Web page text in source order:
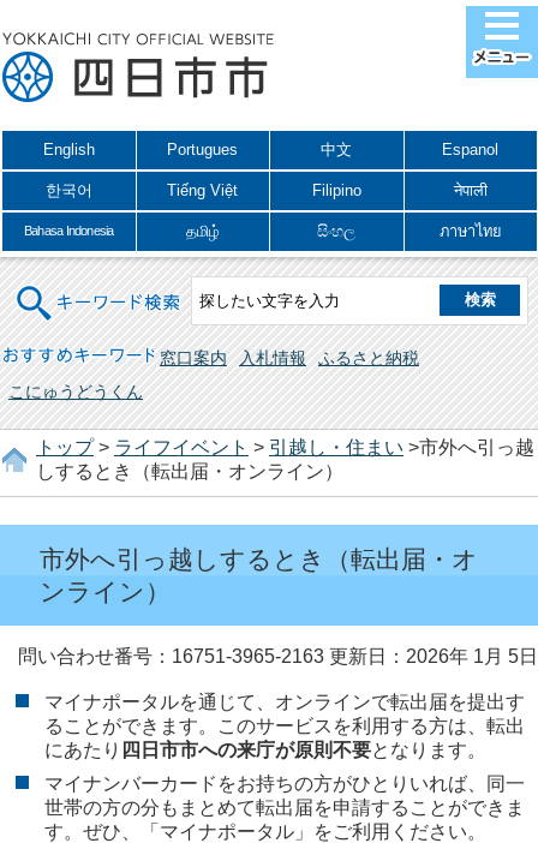
English Portugues 中文 Espanol
한국어 Tiếng Việt Filipino नेपाली
Bahasa Indonesia தமிழ் සිංහල ภาษาไทย
キーワード検索
おすすめキーワード 窓口案内 入札情報
ふるさと納税
こにゅうどうくん
トップ> ライフイベント > 引越し・住まい >市外へ引っ越
しするとき（転出届・オンライン）
市外へ引っ越しするとき（転出届・オ
ンライン）
問い合わせ番号：16751-3965-2163 更新日：2026年 1月 5日
マイナポータルを通じて、オンラインで転出届を提出す
ることができます。このサービスを利用する方は、転出
にあたり 四日市市への来庁が原則不要となります。
マイナンバーカードをお持ちの方がひとりいれば、同一
世帯の方の分もまとめて転出届を申請することができま
す。ぜひ、「マイナポータル」をご利用ください。​​​​​